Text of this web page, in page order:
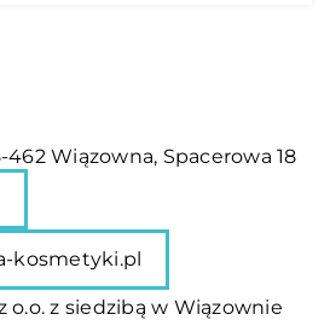
Wiązowna, Spacerowa 18
kosmetyki.pl
o.o. z siedzibą w Wiązownie